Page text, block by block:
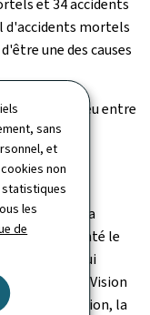
sans
et
non
les
de
et 34 accidents
d'accidents mortels
une des causes
a eu lieu entre
accidents
restent
ministre de la
a présenté le
(PNSR), qui
l'objectif "Vision
sur la prévention, la